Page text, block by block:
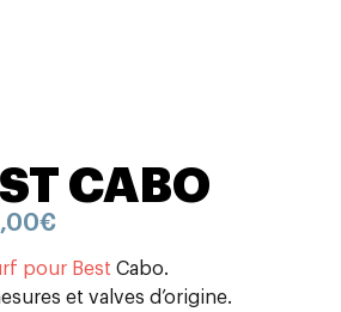
CABO
€
pour Best Cabo.
et valves d’origine.